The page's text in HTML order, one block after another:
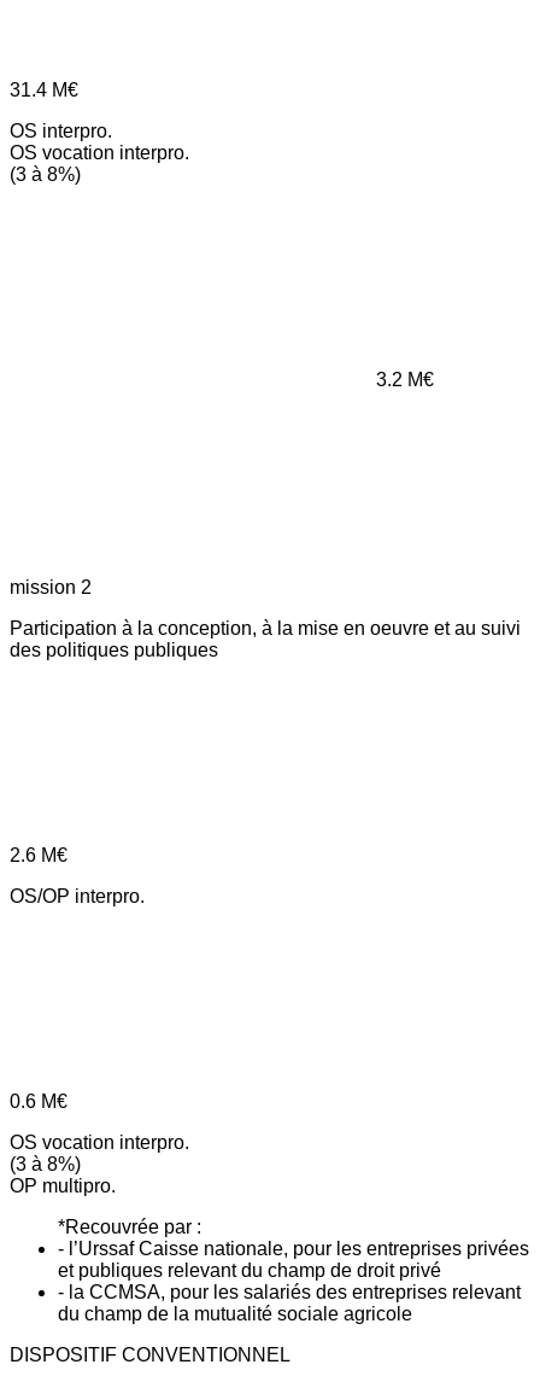
31.4 M€
OS interpro.
OS vocation interpro.
(3 à 8%)
3.2 M€
mission 2
Participation à la conception, à la mise en oeuvre et au suivi
des politiques publiques
2.6 M€
OS/OP interpro.
0.6 M€
OS vocation interpro.
(3 à 8%)
OP multipro.
*Recouvrée par :
- l’Urssaf Caisse nationale, pour les entreprises privées
et publiques relevant du champ de droit privé
- la CCMSA, pour les salariés des entreprises relevant
du champ de la mutualité sociale agricole
DISPOSITIF CONVENTIONNEL